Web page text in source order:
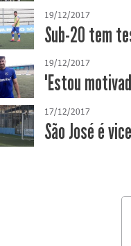
19/12/2017
Sub-20 tem
19/12/2017
"Estou
17/12/2017
São José é